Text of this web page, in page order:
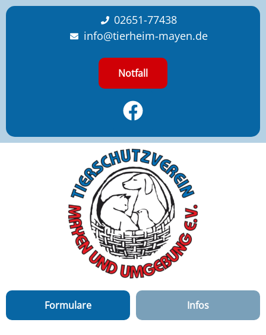
content
02651-77438
info@tierheim-mayen.de
Notfall
Formulare Infos